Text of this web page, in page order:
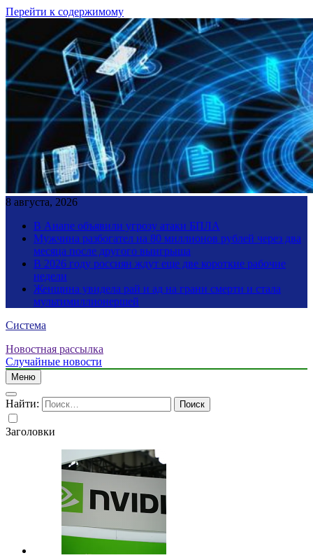
Перейти к содержимому
8 августа, 2026
В Анапе объявили угрозу атаки БПЛА
Мужчина разбогател на 80 миллионов рублей через два
месяца после другого выигрыша
В 2026 году россиян ждут еще две короткие рабочие
недели
Женщина увидела рай и ад на грани смерти и стала
мультимиллионершей
Система
Новостная рассылка
Случайные новости
Меню
Найти:
Заголовки